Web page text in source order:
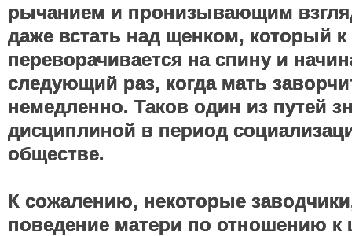
рычанием и пронизывающим
даже встать над щенком, который
переворачивается на спину и
следующий раз, когда мать
немедленно. Таков один из путей
дисциплиной в период
обществе.
К сожалению, некоторые
поведение матери по отношению к